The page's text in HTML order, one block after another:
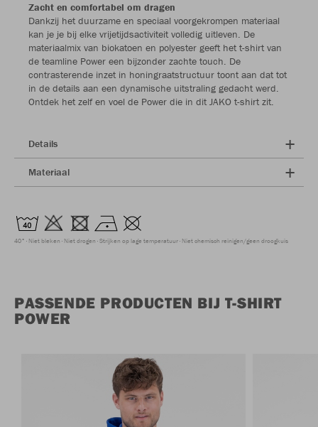
Zacht en comfortabel om dragen
Dankzij het duurzame en speciaal voorgekrompen materiaal
kan je je bij elke vrijetijdsactiviteit volledig uitleven. De
materiaalmix van biokatoen en polyester geeft het t-shirt van
de teamline Power een bijzonder zachte touch. De
contrasterende inzet in honingraatstructuur toont aan dat tot
in de details aan een dynamische uitstraling gedacht werd.
Ontdek het zelf en voel de Power die in dit JAKO t-shirt zit.
Details
Materiaal
40° Niet bleken Niet drogen Strijken op lage temperatuur Niet chemisch reinigen/geen droogkuis
PASSENDE PRODUCTEN BIJ T-SHIRT
POWER